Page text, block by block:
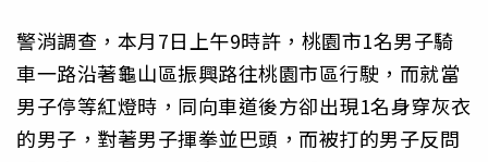
警消調查，本月7日上午9時許，桃園市1名男子騎
車一路沿著龜山區振興路往桃園市區行駛，而就當
男子停等紅燈時，同向車道後方卻出現1名身穿灰衣
的男子，對著男子揮拳並巴頭，而被打的男子反問